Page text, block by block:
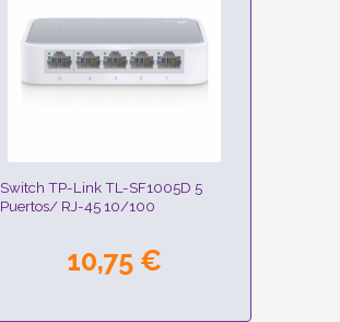
Switch TP-Link TL-SF1005D 5
Puertos/ RJ-45 10/100
10,75 €